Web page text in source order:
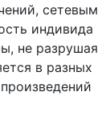
сетевым
индивида
не разрушая
в разных